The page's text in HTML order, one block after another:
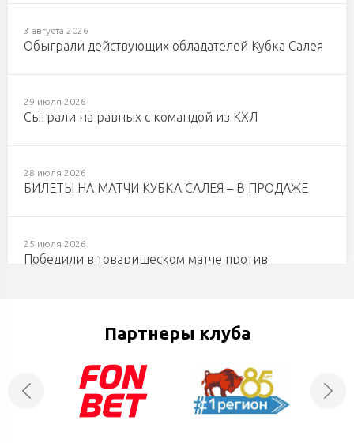
3 августа 2026
Обыграли действующих обладателей Кубка Салея
29 июля 2026
Сыграли на равных с командой из КХЛ
28 июля 2026
БИЛЕТЫ НА МАТЧИ КУБКА САЛЕЯ – В ПРОДАЖЕ
25 июля 2026
Победили в товарищеском матче против
Первая летняя победа «Бреста»
11 июля 2026
Главный тренер ХК «Зубры» Богдан Рыбачук
Партнеры клуба